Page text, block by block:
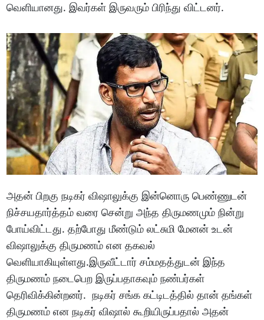
வெளியானது. இவர்கள் இருவரும் பிரிந்து விட்டனர்.
அதன் பிறகு நடிகர் விஷாலுக்கு இன்னொரு பெண்ணுடன்
நிச்சயதார்த்தம் வரை சென்று அந்த திருமணமும் நின்று
போய்விட்டது. தற்போது மீண்டும் லட்சுமி மேனன் உடன்
விஷாலுக்கு திருமணம் என தகவல்
வெளியாகியுள்ளது.இருவீட்டார் சம்மதத்துடன் இந்த
திருமணம் நடைபெற இருப்பதாகவும் நண்பர்கள்
தெரிவிக்கின்றனர். நடிகர் சங்க கட்டிடத்தில் தான் தங்கள்
திருமணம் என நடிகர் விஷால் கூறியிருப்பதால் அதன்